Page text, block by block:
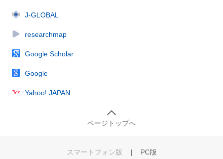
J-GLOBAL
researchmap
Google Scholar
Google
Yahoo! JAPAN
ページトップへ
スマートフォン版 | PC版